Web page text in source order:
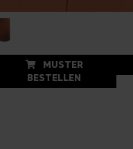
MUSTER
BESTELLEN